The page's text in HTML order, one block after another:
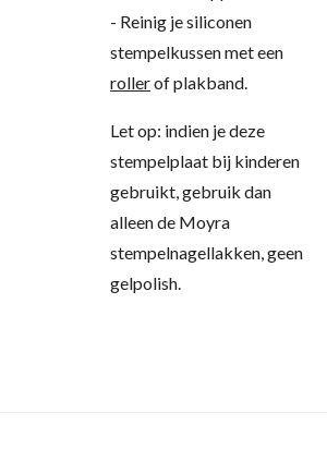
- Reinig je siliconen
stempelkussen met een
rollerof plakband.
Let op: indien je deze
stempelplaat bij kinderen
gebruikt, gebruik dan
alleen de Moyra
stempelnagellakken, geen
gelpolish.